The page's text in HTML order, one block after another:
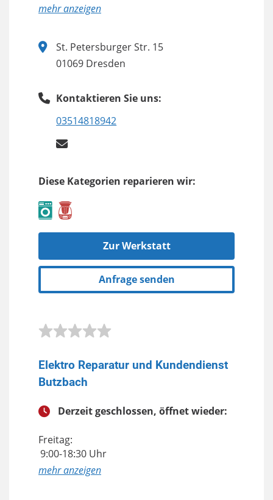
anzeigen
St. Petersburger Str. 15
01069 Dresden
Kontaktieren Sie uns:
03514818942
Diese Kategorien reparieren wir:
Zur Werkstatt
Anfrage senden
Elektro Reparatur und Kundendienst
Butzbach
Derzeit geschlossen, öffnet wieder:
Freitag:
9:00-18:30 Uhr
anzeigen